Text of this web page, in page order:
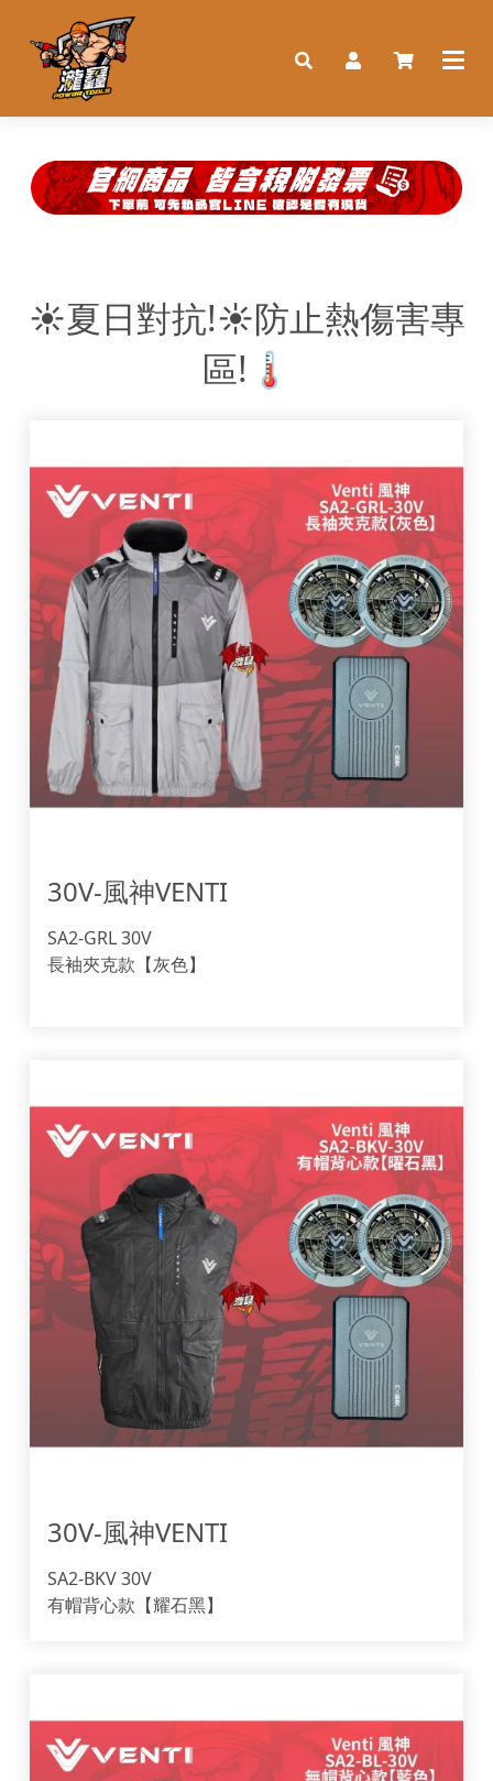
☀️夏日對抗!☀️防止熱傷害專
區!🌡️
30V-風神VENTI
SA2-GRL 30V
長袖夾克款【灰色】
30V-風神VENTI
SA2-BKV 30V
有帽背心款【耀石黑】